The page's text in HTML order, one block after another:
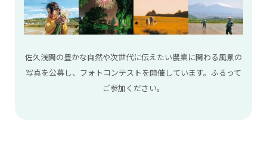
佐久浅間の豊かな自然や次世代に伝えたい農業に関わる風景の
写真を公募し、フォトコンテストを開催しています。 ふるって
ご参加ください。